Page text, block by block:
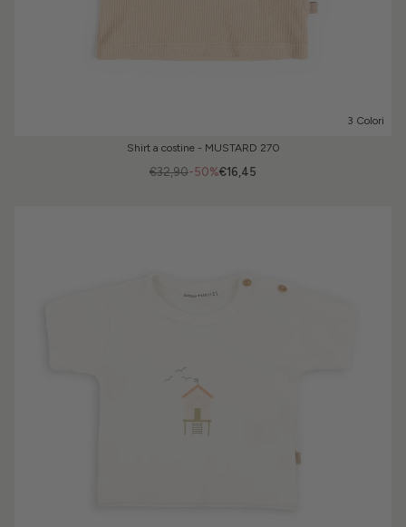
3 Colori
Shirt a costine - MUSTARD 270
-50%
€32,90 €16,45